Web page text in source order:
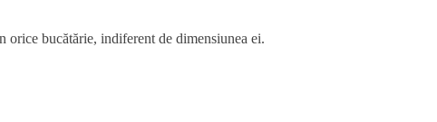
orice bucătărie, indiferent de dimensiunea ei.